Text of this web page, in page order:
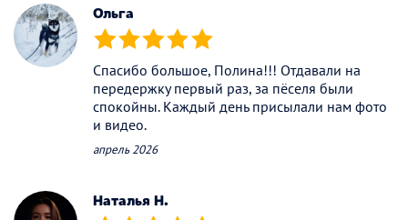
Ольга
(*) (*) (*) (*) (*)
Спасибо большое, Полина!!! Отдавали на
передержку первый раз, за пёселя были
спокойны. Каждый день присылали нам фото
и видео.
апрель 2026
Наталья Н.